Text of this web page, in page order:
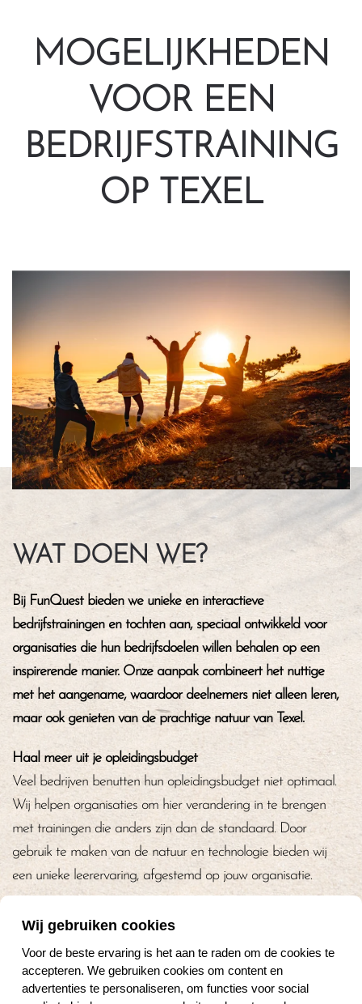
Wij gebruiken cookies
Voor de beste ervaring is het aan te raden om de cookies te
accepteren. We gebruiken cookies om content en
advertenties te personaliseren, om functies voor social
MOGELIJKHEDEN
VOOR EEN
BEDRIJFSTRAINING
OP TEXEL
WAT DOEN WE?
Bij FunQuest bieden we unieke en interactieve
bedrijfstrainingen en tochten aan, speciaal ontwikkeld voor
organisaties die hun bedrijfsdoelen willen behalen op een
inspirerende manier. Onze aanpak combineert het nuttige
met het aangename, waardoor deelnemers niet alleen leren,
maar ook genieten van de prachtige natuur van Texel.
Haal meer uit je opleidingsbudget
Veel bedrijven benutten hun opleidingsbudget niet optimaal.
Wij helpen organisaties om hier verandering in te brengen
met trainingen die anders zijn dan de standaard. Door
gebruik te maken van de natuur en technologie bieden wij
een unieke leerervaring, afgestemd op jouw organisatie.
specifieke wensen en doelen van jouw organisatie. Of het nu
gaat om teamdynamiek, leiderschapsontwikkeling of